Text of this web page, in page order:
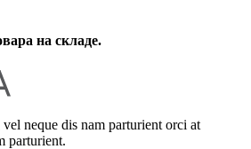
на складе.
neque dis nam parturient orci at
parturient.